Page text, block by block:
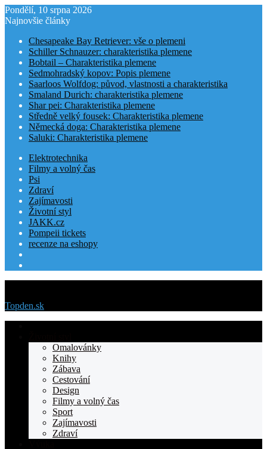
Pondělí, 10 srpna 2026
Najnovšie články
Chesapeake Bay Retriever: vše o plemeni
Schiller Schnauzer: charakteristika plemene
Bobtail – Charakteristika plemene
Sedmohradský kopov: Popis plemene
Saarloos Wolfdog: původ, vlastnosti a charakteristika
Smaland Durich: charakteristika plemene
Shar pei: Charakteristika plemene
Středně velký fousek: Charakteristika plemene
Německá doga: Charakteristika plemene
Saluki: Charakteristika plemene
Elektrotechnika
Filmy a volný čas
Psi
Zdraví
Zajímavosti
Životní styl
JAKK.cz
Pompeii tickets
recenze na eshopy
Topden.sk
Omalovánky
Knihy
Zábava
Cestování
Design
Filmy a volný čas
Sport
Zajímavosti
Zdraví